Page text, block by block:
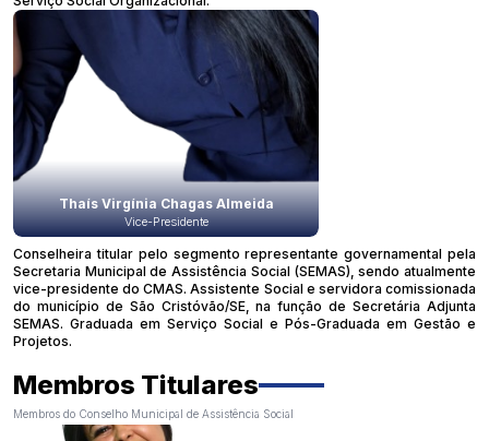
Thaís Virgínia Chagas Almeida
Vice-Presidente
Conselheira titular pelo segmento representante governamental pela
Secretaria Municipal de Assistência Social (SEMAS), sendo atualmente
vice-presidente do CMAS. Assistente Social e servidora comissionada
do município de São Cristóvão/SE, na função de Secretária Adjunta
SEMAS. Graduada em Serviço Social e Pós-Graduada em Gestão e
Projetos.
Membros Titulares
Membros do Conselho Municipal de Assistência Social